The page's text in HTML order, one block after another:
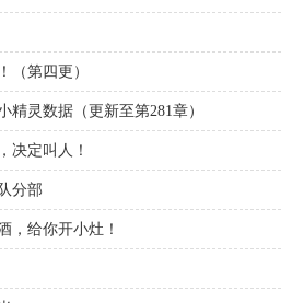
（第四更）
精灵数据（更新至第281章）
决定叫人！
分部
，给你开小灶！